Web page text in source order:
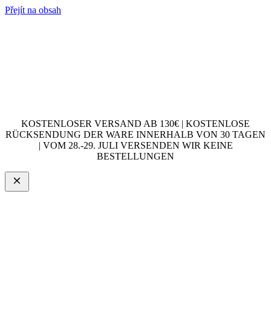
Přejít na obsah
KOSTENLOSER VERSAND AB 130€ | KOSTENLOSE
RÜCKSENDUNG DER WARE INNERHALB VON 30 TAGEN
| VOM 28.-29. JULI VERSENDEN WIR KEINE
BESTELLUNGEN